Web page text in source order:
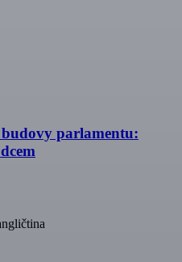
budovy parlamentu: